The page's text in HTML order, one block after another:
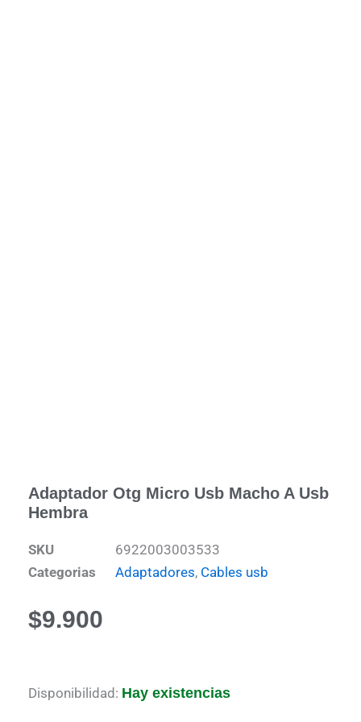
Adaptador Otg Micro Usb Macho A Usb
Hembra
SKU
6922003003533
Categorias
Adaptadores, Cables usb
$9.900
Disponibilidad: Hay existencias
Adaptador